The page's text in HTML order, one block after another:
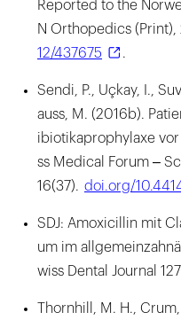
Reported to the
N Orthopedics (Print),
12/437675
.
Sendi, P., Uçkay, I.,
auss, M. (2016b).
ibiotikaprophylaxe
ss Medical Forum ‒
16(37). doi.org/
SDJ: Amoxicillin mit
um im
wiss Dental Journal
Thornhill, M. H.,